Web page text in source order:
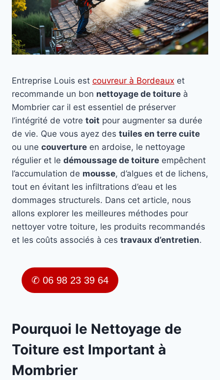
Entreprise Louis est couvreur à Bordeaux et
recommande un bon nettoyage de toiture à
Mombrier car il est essentiel de préserver
l’intégrité de votre toit pour augmenter sa durée
de vie. Que vous ayez des tuiles en terre cuite
ou une couverture en ardoise, le nettoyage
régulier et le démoussage de toiture empêchent
l’accumulation de mousse, d’algues et de lichens,
tout en évitant les infiltrations d’eau et les
dommages structurels. Dans cet article, nous
allons explorer les meilleures méthodes pour
nettoyer votre toiture, les produits recommandés
et les coûts associés à ces travaux d’entretien.
✆ 06 98 23 39 64
Pourquoi le Nettoyage de
Toiture est Important à
Mombrier